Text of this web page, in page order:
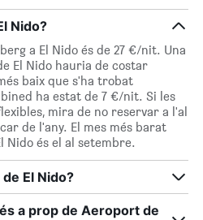
Nido?
a El Nido és de 27 €/nit. Una
El Nido hauria de costar
baix que s'ha trobat
ha estat de 7 €/nit. Si les
mira de no reservar a l'al
de l'any. El mes més barat
Nido és el al setembre.
El Nido?
a prop de Aeroport de